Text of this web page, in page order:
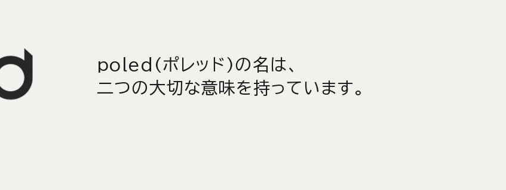
poled(ポレッド)の名は、
二つの大切な意味を持っています。